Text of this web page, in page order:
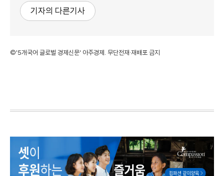
기자의 다른기사
©'5개국어 글로벌 경제신문' 아주경제. 무단전재·재배포 금지